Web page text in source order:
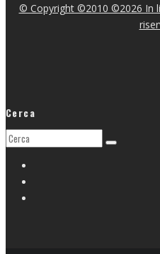
© Copyright ©2010 ©2026 In
Cerca